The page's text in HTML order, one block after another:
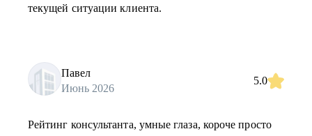
текущей ситуации клиента.
Павел
Июнь 2026
5.0
Рейтинг консультанта, умные глаза, короче просто